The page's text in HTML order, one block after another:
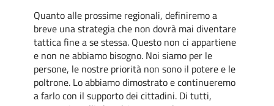
Quanto alle prossime regionali, definiremo a
breve una strategia che non dovrà mai diventare
tattica fine a se stessa. Questo non ci appartiene
e non ne abbiamo bisogno. Noi siamo per le
persone, le nostre priorità non sono il potere e le
poltrone. Lo abbiamo dimostrato e continueremo
a farlo con il supporto dei cittadini. Di tutti,